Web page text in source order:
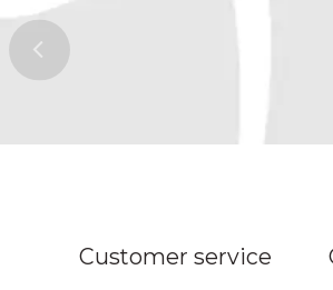
Customer service